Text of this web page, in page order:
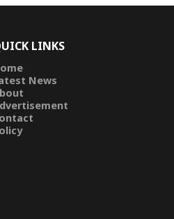
LINKS
News